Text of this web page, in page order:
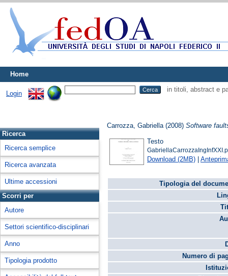
Home
Login
in titoli, abstract e
Ricerca
Ricerca semplice
Ricerca avanzata
Ultime accessioni
Scorri per
Autore
Settori scientifico-disciplinari
Anno
Tipologia prodotto
Carrozza, Gabriella (2008)Software
Testo
Download (2MB) |
Tipologia del
Numero di